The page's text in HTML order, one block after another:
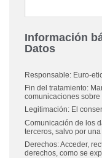
Información
Datos
Responsable: Euro-
Fin del tratamiento:
comunicaciones
Legitimación: El
Comunicación de los
terceros, salvo por
Derechos: Acceder,
derechos, como se